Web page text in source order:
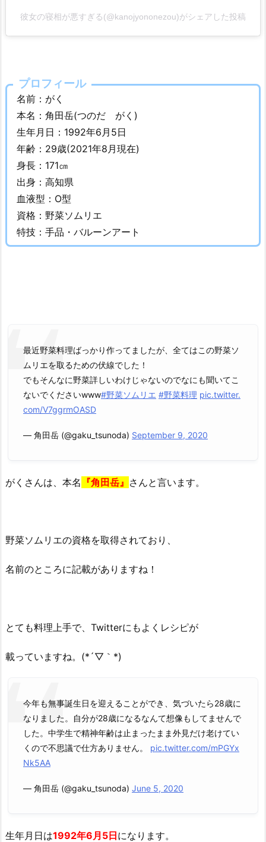
ル！
女
の
寝
相
が
悪
す
ぎ
る】
の
仕
3.
彼
女
の
寝
ぎ
い
馴
と
4.
1.
彼女の寝相が悪すぎる(@kanojyononezou)がシェアした投稿
プロフィール
名前：がく
本名：角田岳(つのだ がく)
生年月日：1992年6月5日
年齢：29歳(2021年8月現在)
身長：171㎝
出身：高知県
血液型：O型
資格：野菜ソムリエ
特技：手品・バルーンアート
最近野菜料理ばっかり作ってましたが、全てはこの野菜ソ
ムリエを取るための伏線でした！
でもそんなに野菜詳しいわけじゃないのでなにも聞いてこ
ないでくださいwww#野菜ソムリエ #野菜料理 pic.twitter.
com/V7ggrmOASD
— 角田岳 (@gaku_tsunoda) September 9, 2020
がくさんは、本名 『角田岳』 さんと言います。
野菜ソムリエの資格を取得されており、
名前のところに記載がありますね！
とても料理上手で、Twitterにもよくレシピが
載っていますね。(*´▽｀*)
今年も無事誕生日を迎えることができ、気づいたら28歳に
なりました。自分が28歳になるなんて想像もしてませんで
した。中学生で精神年齢は止まったまま外見だけ老けてい
くので不思議で仕方ありません。 pic.twitter.com/mPGYx
Nk5AA
— 角田岳 (@gaku_tsunoda) June 5, 2020
生年月日は1992年6月5日になります。